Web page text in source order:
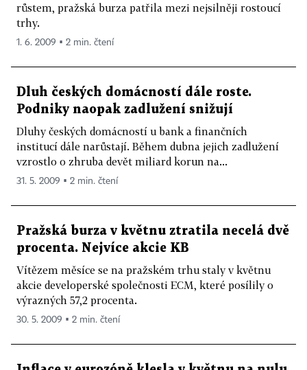
růstem, pražská burza patřila mezi nejsilněji rostoucí
trhy.
1. 6. 2009 ▪ 2 min. čtení
Dluh českých domácností dále roste.
Podniky naopak zadlužení snižují
Dluhy českých domácností u bank a finančních
institucí dále narůstají. Během dubna jejich zadlužení
vzrostlo o zhruba devět miliard korun na...
31. 5. 2009 ▪ 2 min. čtení
Pražská burza v květnu ztratila necelá dvě
procenta. Nejvíce akcie KB
Vítězem měsíce se na pražském trhu staly v květnu
akcie developerské společnosti ECM, které posílily o
výrazných 57,2 procenta.
30. 5. 2009 ▪ 2 min. čtení